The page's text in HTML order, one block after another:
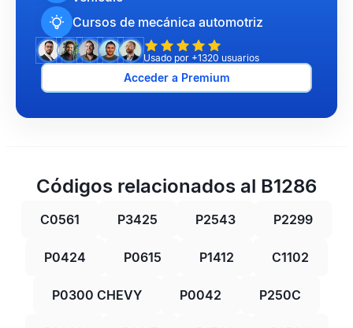
Cursos de mecánica automotriz
Usado por +1320 usuarios
Acceder a Premium
Códigos relacionados al B1286
C0561 P3425 P2543 P2299
P0424 P0615 P1412 C1102
P0300 CHEVY P0042 P250C